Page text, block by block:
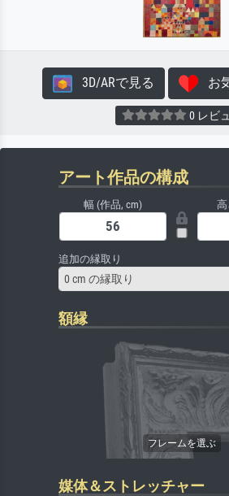
3D/ARで見る お
0 レビ
アート作品の構成
幅 (作品, cm) 高
追加の縁取り
0 cm の縁取り
額縁
媒体＆ストレッチャー